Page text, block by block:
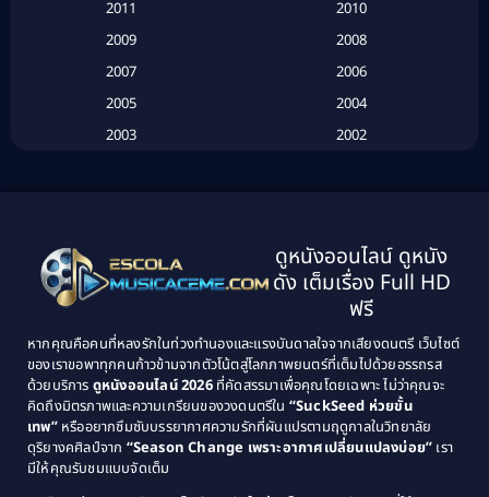
(134)
Classic หนังคลาสสิก(21)
Classic หนังคลาสสิก(25)
Comedy ตลก(46)
Comedy ตลก(515)
2011
2010
2009
2008
2007
2006
2005
2004
2003
2002
1995
1994
1993
1992
1989
1988
1987
1986
1985
1984
1983
1982
ดูหนังออนไลน์ ดูหนัง
ดัง เต็มเรื่อง Full HD
ฟรี
หากคุณคือคนที่หลงรักในท่วงทำนองและแรงบันดาลใจจากเสียงดนตรี เว็บไซต์
ของเราขอพาทุกคนก้าวข้ามจากตัวโน้ตสู่โลกภาพยนตร์ที่เต็มไปด้วยอรรถรส
ด้วยบริการ ดูหนังออนไลน์ 2026ที่คัดสรรมาเพื่อคุณโดยเฉพาะ ไม่ว่าคุณจะ
คิดถึงมิตรภาพและความเกรียนของวงดนตรีใน “SuckSeed ห่วยขั้น
เทพ”หรืออยากซึมซับบรรยากาศความรักที่ผันแปรตามฤดูกาลในวิทยาลัย
ดุริยางคศิลป์จาก “Season Change เพราะอากาศเปลี่ยนแปลงบ่อย” เรา
มีให้คุณรับชมแบบจัดเต็ม